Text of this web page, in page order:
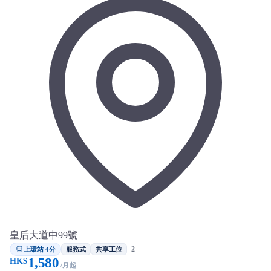
皇后大道中99號
上環站 4分 服務式 共享工位 +2
HK$1,580 /月起